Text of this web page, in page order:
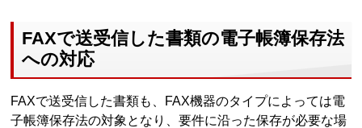
FAXで送受信した書類の電子帳簿保存法
への対応
FAXで送受信した書類も、FAX機器のタイプによっては電
子帳簿保存法の対象となり、要件に沿った保存が必要な場